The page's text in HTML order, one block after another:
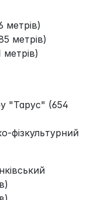
метрів)
метрів)
метрів)
"Тарус" (654
фізкультурний